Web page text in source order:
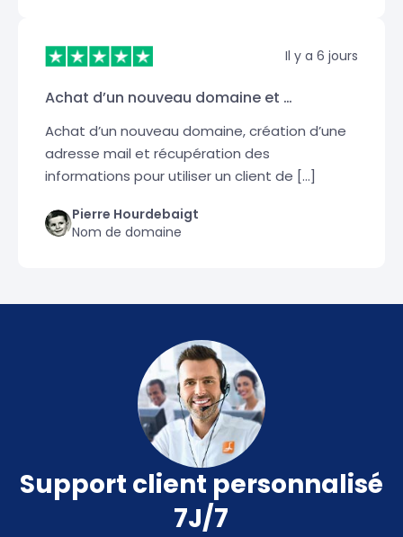
Il y a 6 jours
Achat d’un nouveau domaine et …
Achat d’un nouveau domaine, création d’une
adresse mail et récupération des
informations pour utiliser un client de […]
Pierre Hourdebaigt
Nom de domaine
Support client personnalisé
7J/7